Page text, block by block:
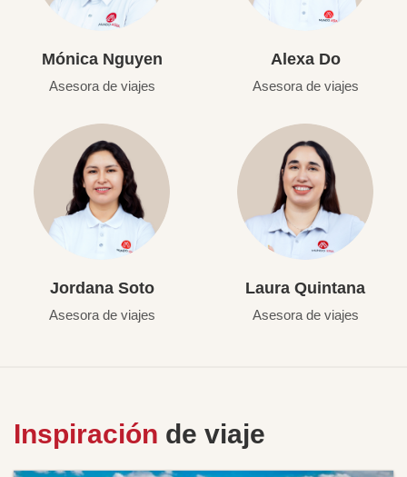
Mónica Nguyen
Asesora de viajes
Alexa Do
Asesora de viajes
Jordana Soto
Asesora de viajes
Laura Quintana
Asesora de viajes
Inspiración de viaje